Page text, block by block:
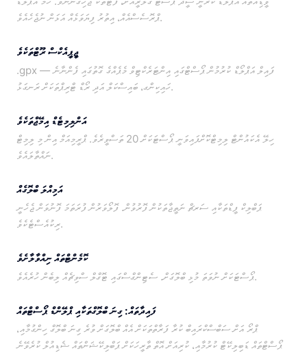
ޕްރޮސެސްއެއް، އިތުރު ފިޔަވަޅެއް އަޅަން ނުޖެހެއެވެ.
ޖީޕީއެކްސް ރޫޓްތަކެވެ
.gpx ފައިލް އަޕްލޯޑް ކުރުމުން ޕޯސްޓްގައި އިންޓަރެކްޓިވް މެޕެއްގެ ގޮތުގައި ފެންނާނެ —
ހައިކިންގ، ބައިސްކަލް އަދި ރޯޑް ޓްރިޕްތަކަށް ރަނގަޅު.
އަންލިމިޓެޑް އިމޭޖްތަކެވެ
ހިލޭ އެކައުންޓް ލިމިޓްކޮށްފައިވަނީ ޕޯސްޓަކަށް 20 ތަސްވީރެވެ. ޕްރީމިއަމް އިން މި ލިމިޓް
ނައްތާލައެވެ.
އަމިއްލަ ބްލޮގެއް
ޕަބްލިކް ފީޑްތަކާއި ސަރޗް ނަތީޖާތަކުން ފޮރުވުން. ފޮލޯވަރުން ފުރަތަމަ ފޮނުވަން ޖެހެނީ
ރިކުއެސްޓެކެވެ.
ކޮމެންޓްތައް ނިއްވާލާށެވެ
ޕޯސްޓަކަށް ނުވަތަ މުޅި ބްލޮގަށް. ސެޓިންގްސްގައި ޓޮގްލް ސްވިޗެއް ލިބެން ހުރެއެވެ.
ފައިދާތައް: ގިނަ ބްލޮގްތަކާއި ޕްލޭންޑް ޕޯސްޓްތައް
ޕްރޯ އަށް ސަބްސްކްރައިބް ކުރާ ފަރާތްތަކަށް އެއް ބްލޮގަށް ވުރެ ގިނަ ބްލޮގް ހިންގުމާއި،
ޕޯސްޓްތައް ޑަބިލިކޭޓް ކުރުމާއި، ކުރިއަށް އޮތް ތާރީހަކަށް ޕަބްލިކޭޝަންތައް ޝެޑިއުލް ކުރެވޭނެ